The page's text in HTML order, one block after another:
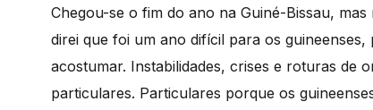
Chegou-se o fim do ano na Guiné-Bissau,
direi que foi um ano difícil para os
acostumar. Instabilidades, crises e roturas de
particulares. Particulares porque os